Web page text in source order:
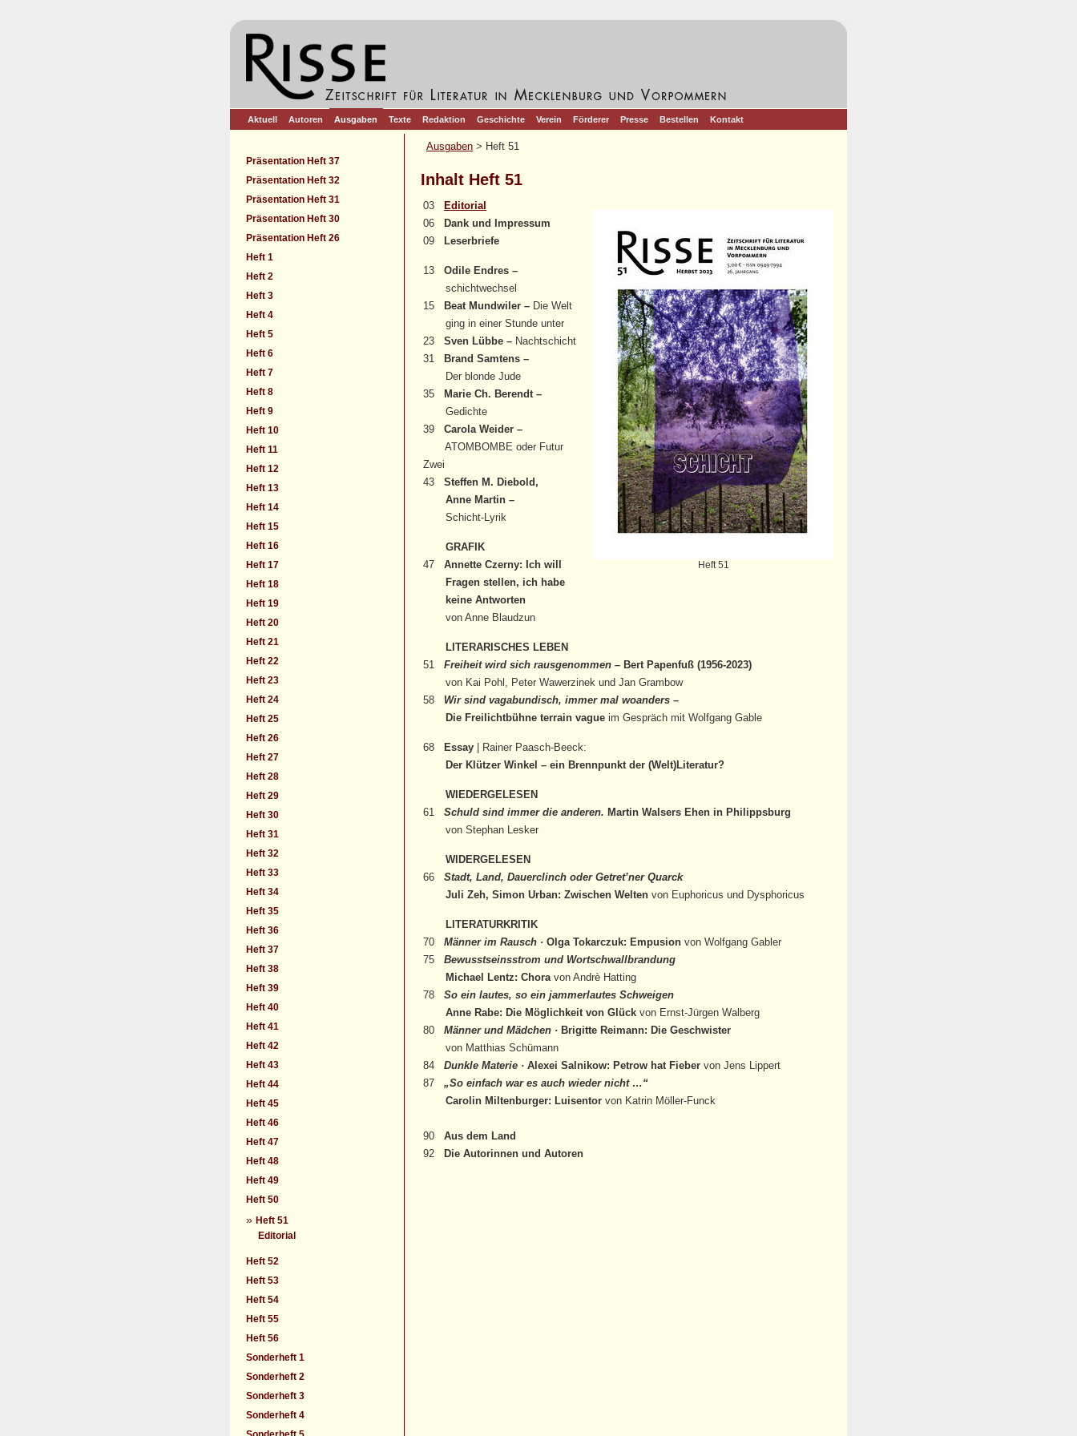
Aktuell Autoren Ausgaben Texte Redaktion Geschichte Verein Förderer Presse Bestellen Kontakt
Präsentation Heft 37
Präsentation Heft 32
Präsentation Heft 31
Präsentation Heft 30
Präsentation Heft 26
Heft 1
Heft 2
Heft 3
Heft 4
Heft 5
Heft 6
Heft 7
Heft 8
Heft 9
Heft 10
Heft 11
Heft 12
Heft 13
Heft 14
Heft 15
Heft 16
Heft 17
Heft 18
Heft 19
Heft 20
Heft 21
Heft 22
Heft 23
Heft 24
Heft 25
Heft 26
Heft 27
Heft 28
Heft 29
Heft 30
Heft 31
Heft 32
Heft 33
Heft 34
Heft 35
Heft 36
Heft 37
Heft 38
Heft 39
Heft 40
Heft 41
Heft 42
Heft 43
Heft 44
Heft 45
Heft 46
Heft 47
Heft 48
Heft 49
Heft 50
» Heft 51
Editorial
Heft 52
Heft 53
Heft 54
Heft 55
Heft 56
Sonderheft 1
Sonderheft 2
Sonderheft 3
Sonderheft 4
Ausgaben > Heft 51
Inhalt Heft 51
Heft 51
03
Editorial
06
Dank und Impressum
09
Leserbriefe
13 Odile Endres –
schichtwechsel
15
Beat Mundwiler – Die Welt
ging in einer Stunde unter
23 Sven Lübbe – Nachtschicht
31
Brand Samtens –
Der blonde Jude
35
Marie Ch. Berendt –
Gedichte
39 Carola Weider –
ATOMBOMBE oder Futur
Zwei
43 Steffen M. Diebold,
Anne Martin –
Schicht-Lyrik
GRAFIK
47 Annette Czerny: Ich will
Fragen stellen, ich habe
keine Antworten
von Anne Blaudzun
LITERARISCHES LEBEN
51 Freiheit wird sich rausgenommen – Bert Papenfuß (1956-2023)
von Kai Pohl, Peter Wawerzinek und Jan Grambow
58 Wir sind vagabundisch, immer mal woanders –
Die Freilichtbühne terrain vague im Gespräch mit Wolfgang Gable
68 Essay | Rainer Paasch-Beeck:
Der Klützer Winkel – ein Brennpunkt der (Welt)Literatur?
WIEDERGELESEN
61 Schuld sind immer die anderen. Martin Walsers Ehen in Philippsburg
von Stephan Lesker
WIDERGELESEN
66 Stadt, Land, Dauerclinch oder Getret’ner Quarck
Juli Zeh, Simon Urban: Zwischen Welten von Euphoricus und Dysphoricus
LITERATURKRITIK
70 Männer im Rausch · Olga Tokarczuk: Empusion von Wolfgang Gabler
75
Bewusstseinsstrom und Wortschwallbrandung
Michael Lentz: Chora von Andrè Hatting
78
So ein lautes, so ein jammerlautes Schweigen
Anne Rabe: Die Möglichkeit von Glück von Ernst-Jürgen Walberg
80
Männer und Mädchen · Brigitte Reimann: Die Geschwister
von Matthias Schümann
84
Dunkle Materie · Alexei Salnikow: Petrow hat Fieber von Jens Lippert
87
„So einfach war es auch wieder nicht …“
Carolin Miltenburger: Luisentor von Katrin Möller-Funck
90 Aus dem Land
92
Die Autorinnen und Autoren